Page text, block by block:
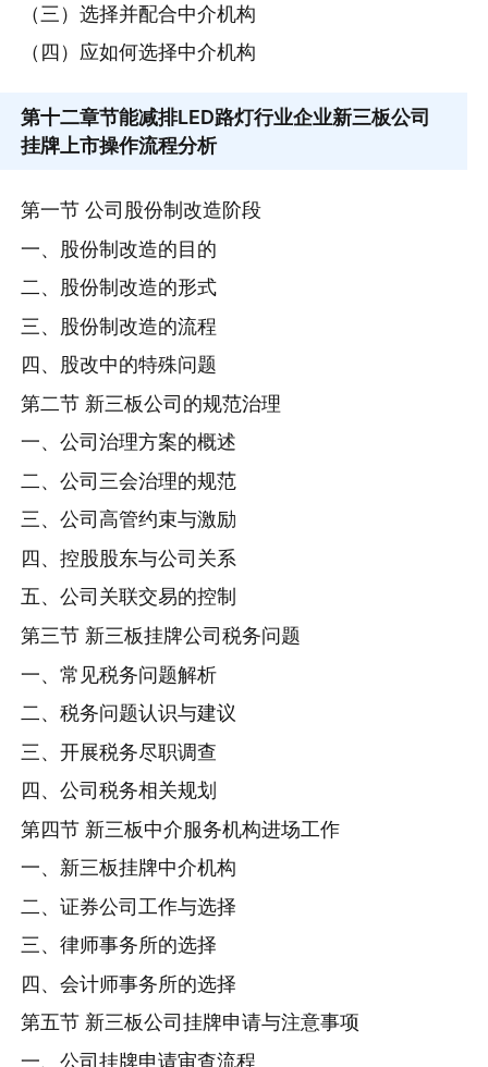
（三）选择并配合中介机构
（四）应如何选择中介机构
第十二章节能减排LED路灯行业企业新三板公司
挂牌上市操作流程分析
第一节 公司股份制改造阶段
一、股份制改造的目的
二、股份制改造的形式
三、股份制改造的流程
四、股改中的特殊问题
第二节 新三板公司的规范治理
一、公司治理方案的概述
二、公司三会治理的规范
三、公司高管约束与激励
四、控股股东与公司关系
五、公司关联交易的控制
第三节 新三板挂牌公司税务问题
一、常见税务问题解析
二、税务问题认识与建议
三、开展税务尽职调查
四、公司税务相关规划
第四节 新三板中介服务机构进场工作
一、新三板挂牌中介机构
二、证券公司工作与选择
三、律师事务所的选择
四、会计师事务所的选择
第五节 新三板公司挂牌申请与注意事项
一、公司挂牌申请审查流程